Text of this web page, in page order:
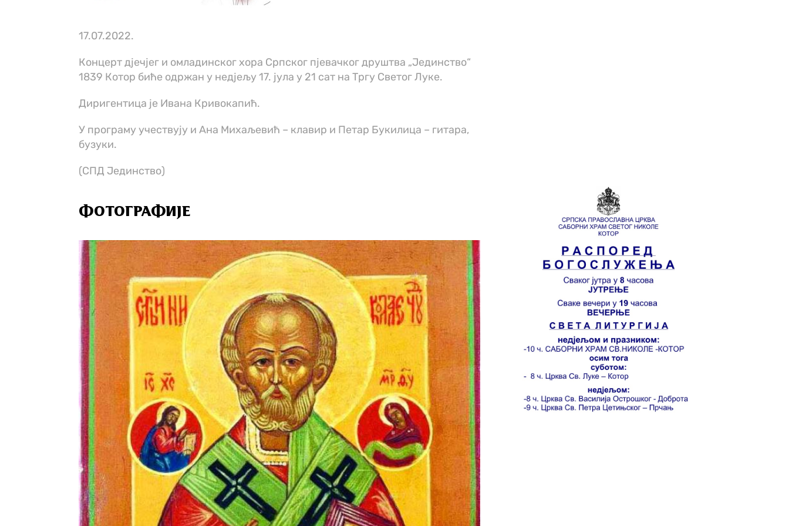
17.07.2022.
Концерт дјечјег и омладинског хора Српског пјевачког друштва „Јединство“
1839 Котор биће одржан у недјељу 17. јула у 21 сат на Тргу Светог Луке.
Диригентица је Ивана Кривокапић.
У програму учествују и Ана Михаљевић – клавир и Петар Букилица – гитара,
бузуки.
(СПД Јединство)
ФОТОГРАФИЈЕ